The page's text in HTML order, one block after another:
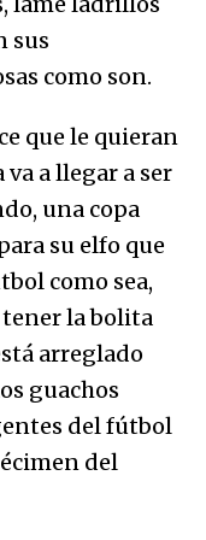
sus
como son.
que le quieran
a llegar a ser
una copa
su elfo que
como sea,
la bolita
arreglado
guachos
del fútbol
del